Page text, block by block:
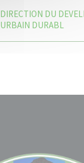
DIRECTION DU
URBAIN DURABL